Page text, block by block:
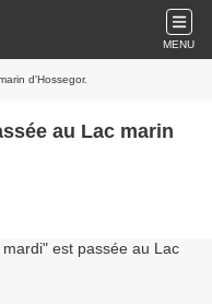
MENU
d'Hossegor.
au Lac marin